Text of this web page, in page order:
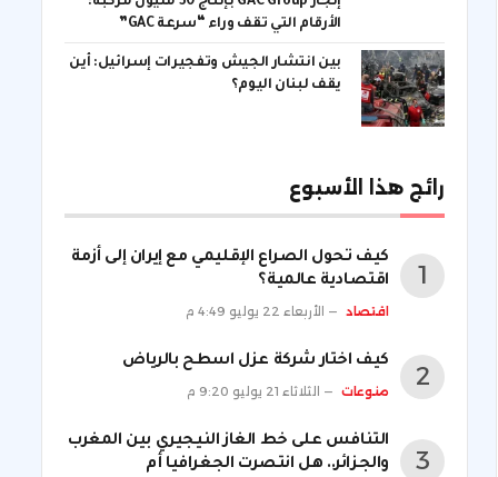
الأرقام التي تقف وراء “سرعة GAC”
بين انتشار الجيش وتفجيرات إسرائيل: أين
يقف لبنان اليوم؟
رائج هذا الأسبوع
كيف تحول الصراع الإقليمي مع إيران إلى أزمة
اقتصادية عالمية؟
اقتصاد الأربعاء 22 يوليو 4:49 م
كيف اختار شركة عزل اسطح بالرياض
منوعات الثلاثاء 21 يوليو 9:20 م
التنافس على خط الغاز النيجيري بين المغرب
والجزائر.. هل انتصرت الجغرافيا أم